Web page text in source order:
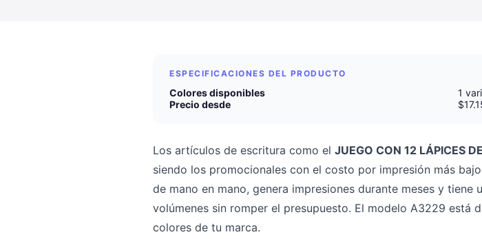
ESPECIFICACIONES DEL PRODUCTO
Colores disponibles
1
Precio desde
Los artículos de escritura como el JUEGO CON 12 LÁPICES
siendo los promocionales con el costo por impresión más
de mano en mano, genera impresiones durante meses y
volúmenes sin romper el presupuesto. El modelo A3229 está
colores de tu marca.